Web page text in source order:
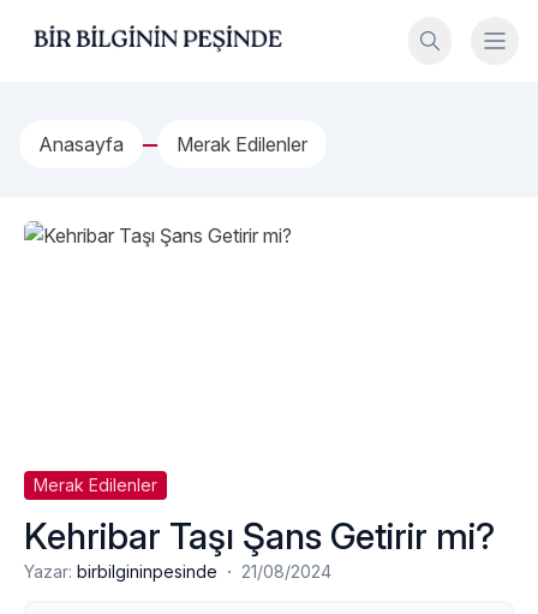
Bir Bilginin Peşinde!
Anasayfa Merak Edilenler
Merak Edilenler
Kehribar Taşı Şans Getirir mi?
Yazar: birbilgininpesinde · 21/08/2024